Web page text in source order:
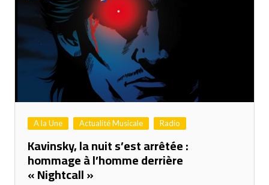
A la Une Actualité Musicale Radio
Kavinsky, la nuit s’est arrêtée :
hommage à l’homme derrière
« Nightcall »